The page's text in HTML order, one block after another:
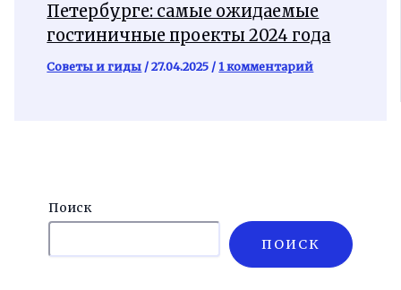
Петербурге: самые ожидаемые
гостиничные проекты 2024 года
Советы и гиды /27.04.2025 /1 комментарий
Поиск
ПОИСК